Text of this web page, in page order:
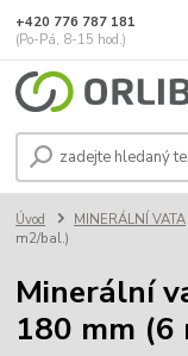
+420 776 787 181
(Po-Pá, 8-15 hod.)
Úvod MINERÁLNÍ VATA
m2/bal.)
Minerální
180 mm (6